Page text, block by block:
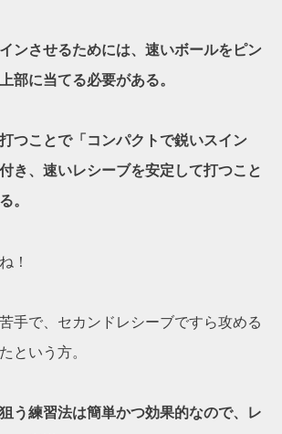
ンさせるためには、速いボールをピン
部に当てる必要がある。
つことで「コンパクトで鋭いスイン
き、速いレシーブを安定して打つこと
。
！
手で、セカンドレシーブですら攻める
という方。
う練習法は簡単かつ効果的なので、レ